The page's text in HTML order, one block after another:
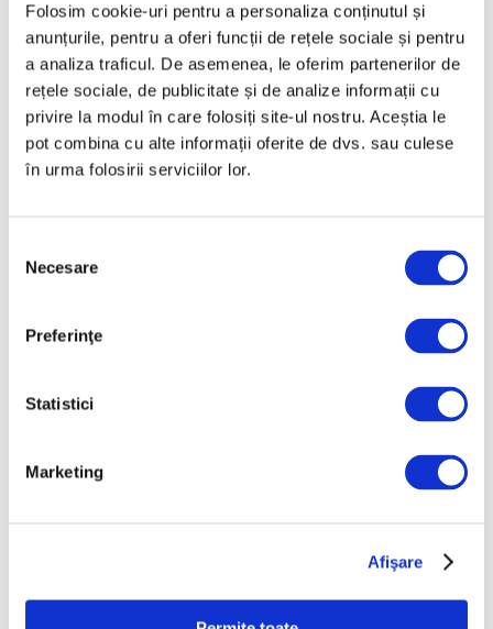
Folosim cookie-uri pentru a personaliza conținutul și
anunțurile, pentru a oferi funcții de rețele sociale și pentru
a analiza traficul. De asemenea, le oferim partenerilor de
rețele sociale, de publicitate și de analize informații cu
privire la modul în care folosiți site-ul nostru. Aceștia le
pot combina cu alte informații oferite de dvs. sau culese
în urma folosirii serviciilor lor.
consimțământului
Necesare
Preferinţe
Statistici
Marketing
Afişare
Artown Now – O sută de
artiști, în anuala de artă
urbană la Ploiești
6 August 2026
„Disclosures”, expoziție
internațională de grup
Categorii
Natură